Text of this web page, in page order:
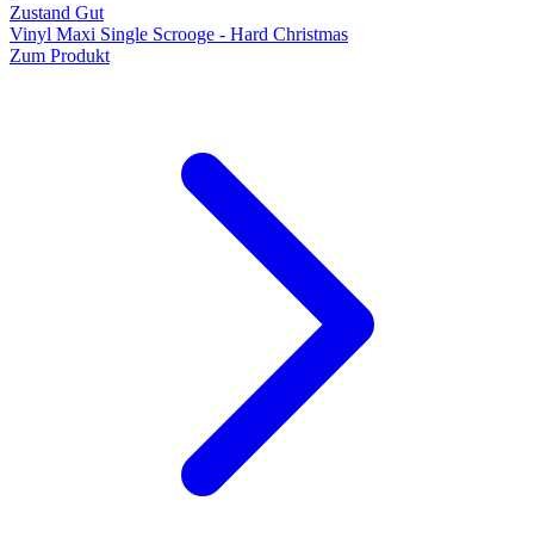
Zustand Gut
Vinyl Maxi Single Scrooge - Hard Christmas
Zum Produkt